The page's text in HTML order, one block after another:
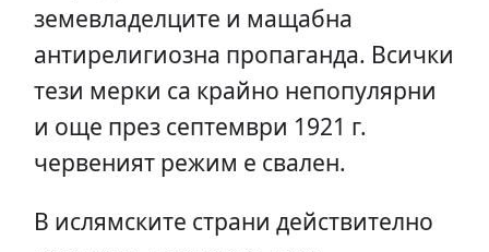
земевладелците и мащабна
антирелигиозна пропаганда. Всички
тези мерки са крайно непопулярни
и още през септември 1921 г.
червеният режим е свален.
В ислямските страни действително